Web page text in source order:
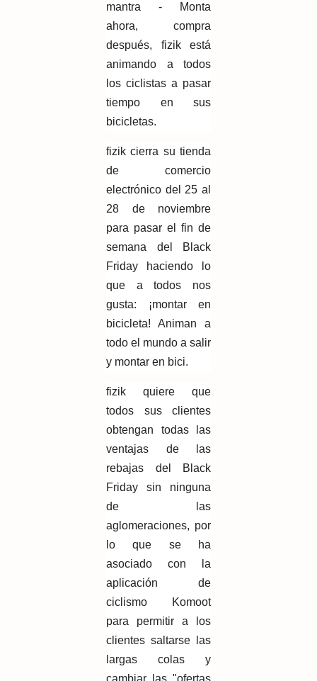
mantra - Monta
ahora, compra
después, fizik está
animando a todos
los ciclistas a pasar
tiempo en sus
bicicletas.
fizik cierra su tienda
de comercio
electrónico del 25 al
28 de noviembre
para pasar el fin de
semana del Black
Friday haciendo lo
que a todos nos
gusta: ¡montar en
bicicleta! Animan a
todo el mundo a salir
y montar en bici.
fizik quiere que
todos sus clientes
obtengan todas las
ventajas de las
rebajas del Black
Friday sin ninguna
de las
aglomeraciones, por
lo que se ha
asociado con la
aplicación de
ciclismo Komoot
para permitir a los
clientes saltarse las
largas colas y